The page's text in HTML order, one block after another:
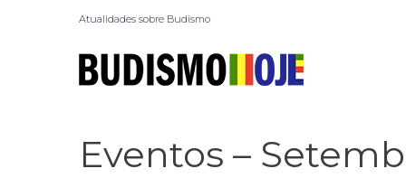
Atualidades sobre Budismo
Eventos –